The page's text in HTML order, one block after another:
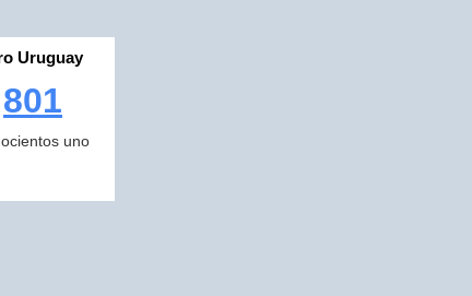
Uruguay
801
uno